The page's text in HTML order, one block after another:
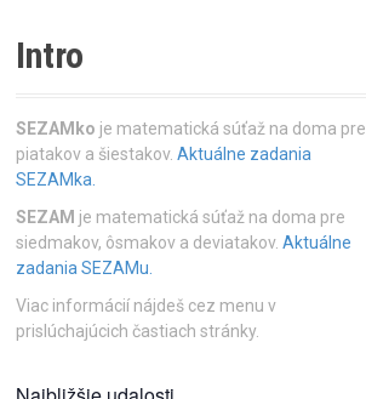
Intro
SEZAMko je matematická súťaž na doma pre
piatakov a šiestakov. Aktuálne zadania
SEZAMka.
SEZAM je matematická súťaž na doma pre
siedmakov, ôsmakov a deviatakov. Aktuálne
zadania SEZAMu.
Viac informácií nájdeš cez menu v
prislúchajúcich častiach stránky.